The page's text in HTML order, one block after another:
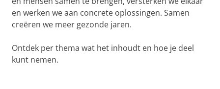
o
l
o
f
en werken we aan concrete oplossingen. Samen
creëren we meer gezonde jaren.
Ontdek per thema wat het inhoudt en hoe je deel
kunt nemen.